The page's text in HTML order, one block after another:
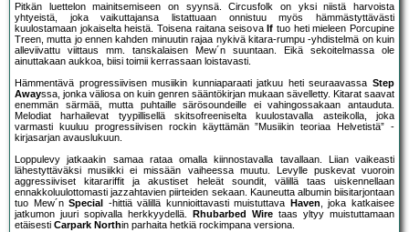
Pitkän luettelon mainitsemiseen on syynsä. Circusfolk on yksi niistä harvoista
yhtyeistä, joka vaikuttajansa listattuaan onnistuu myös hämmästyttävästi
kuulostamaan jokaiselta heistä. Toisena raitana seisova If tuo heti mieleen Porcupine
Treen, mutta jo ennen kahden minuutin rajaa nykivä kitara-rumpu -yhdistelmä on kuin
alleviivattu viittaus mm. tanskalaisen Mew´n suuntaan. Eikä sekoitelmassa ole
ainuttakaan aukkoa, biisi toimii kerrassaan loistavasti.
Hämmentävä progressiivisen musiikin kunniaparaati jatkuu heti seuraavassa Step
Awayssa, jonka väliosa on kuin genren sääntökirjan mukaan sävelletty. Kitarat saavat
enemmän särmää, mutta puhtaille särösoundeille ei vahingossakaan antauduta.
Melodiat harhailevat tyypillisellä skitsofreeniselta kuulostavalla asteikolla, joka
varmasti kuuluu progressiivisen rockin käyttämän ”Musiikin teoriaa Helvetistä” -
kirjasarjan avauslukuun.
Loppulevy jatkaakin samaa rataa omalla kiinnostavalla tavallaan. Liian vaikeasti
lähestyttäväksi musiikki ei missään vaiheessa muutu. Levylle puskevat vuoroin
aggressiiviset kitarariffit ja akustiset heleät soundit, välillä taas uiskennellaan
ennakkoluulottomasti jazzahtavien piirteiden sekaan. Kauneutta albumin biisitarjontaan
tuo Mew´nSpecial -hittiä välillä kunnioittavasti muistuttava Haven, joka katkaisee
jatkumon juuri sopivalla herkkyydellä.
Rhubarbed Wire taas yltyy muistuttamaan
etäisesti Carpark Northin parhaita hetkiä rockimpana versiona.